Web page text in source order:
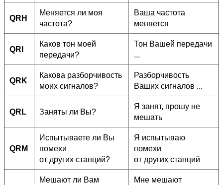
QRH
Меняется ли моя
частота?
Ваша частота
меняется
QRI
Каков тон моей
передачи?
Тон Вашей передачи
...
QRK
Какова разборчивость
моих сигналов?
Разборчивость
Ваших сигналов ...
QRL Заняты ли Вы?
Я занят, прошу не
мешать
QRM
Испытываете ли Вы
помехи
от других станций?
Я испытываю
помехи
от других станций
Мешают ли Вам
Мне мешают